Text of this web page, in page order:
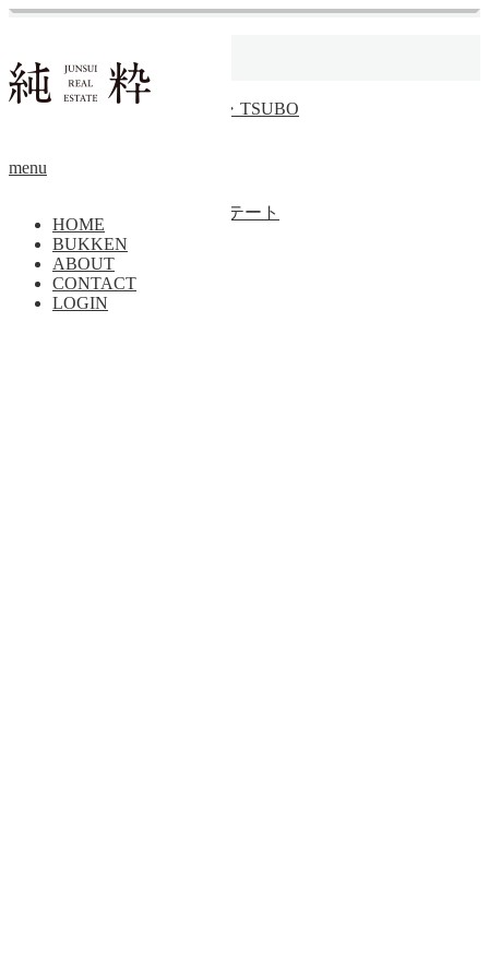
menu
HOME
BUKKEN
ABOUT
CONTACT
LOGIN
漁師町
【成約済】るつぼKO・TSUBO
トップページに戻る
純粋リアルエステート
PAGE TOP